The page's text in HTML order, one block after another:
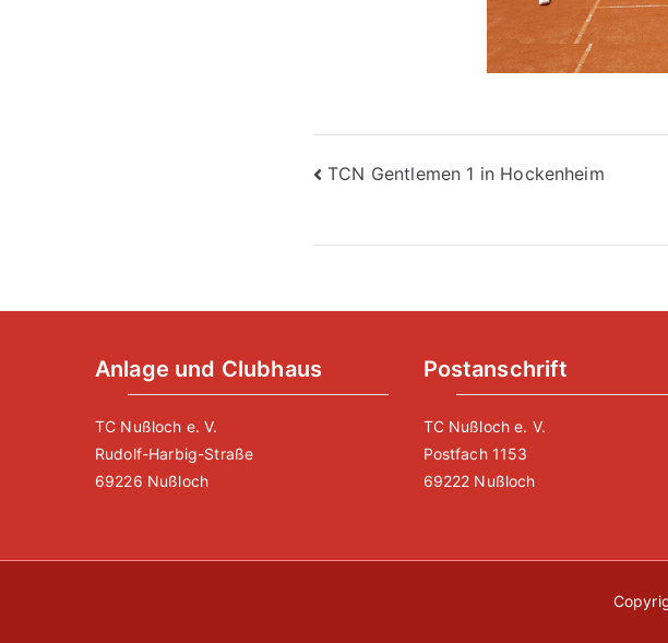
Beitragsnavigation
TCN Gentlemen 1 in Hockenheim
Anlage und Clubhaus
TC Nußloch e. V.
Rudolf-Harbig-Straße
69226 Nußloch
Postanschrift
TC Nußloch e. V.
Postfach 1153
69222 Nußloch